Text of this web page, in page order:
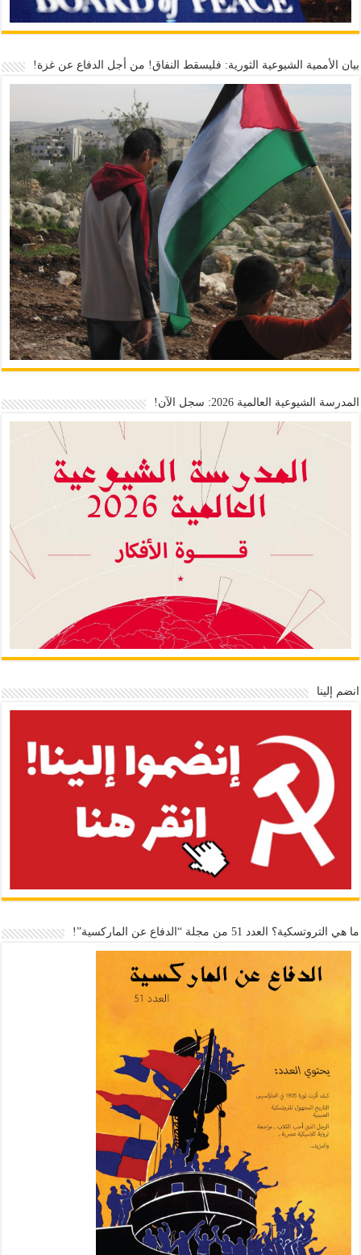
بيان الأممية الشيوعية الثورية: فليسقط النفاق! من أجل الدفاع عن غزة!
المدرسة الشيوعية العالمية 2026: سجل الآن!
انضم إلينا
ما هي التروتسكية؟ العدد 51 من مجلة “الدفاع عن الماركسية”!